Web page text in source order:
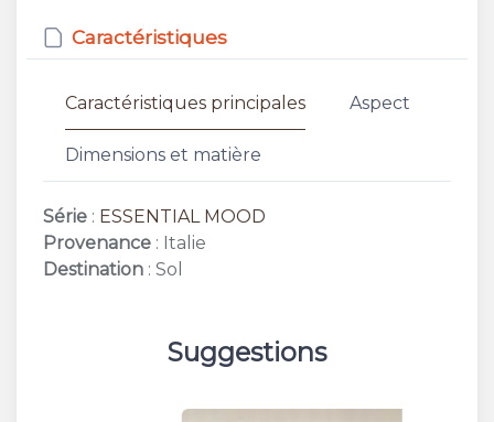
Caractéristiques
Caractéristiques principales Aspect
Dimensions et matière
Série : ESSENTIAL MOOD
Provenance : Italie
Destination : Sol
Suggestions